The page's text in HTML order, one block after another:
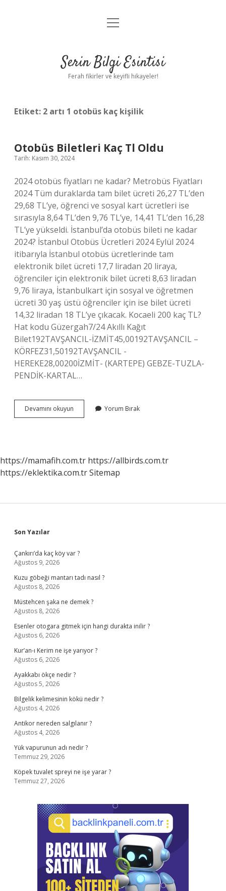
Anasayfa
Yasal Uyarı
menüyü
Serin Bilgi Esintisi
Ferah fikirler ve keyifli hikayeler!
Etiket: 2 artı 1 otobüs kaç kişilik
Otobüs Biletleri Kaç Tl Oldu
Tarih: Kasım 30, 2024
2024 otobüs fiyatları ne kadar? Metrobüs Fiyatları
2024 Tüm duraklarda tam bilet ücreti 26,27 TL’den
29,68 TL’ye, öğrenci ve sosyal kart ücretleri ise
sırasıyla 8,64 TL’den 9,76 TL’ye, 14,41 TL’den 16,28
TL’ye yükseldi. İstanbul’da otobüs bileti ne kadar
2024? İstanbul Otobüs Ücretleri 2024 Eylül 2024
itibarıyla İstanbul otobüs ücretlerinde tam
elektronik bilet ücreti 17,7 liradan 20 liraya,
öğrenciler için elektronik bilet ücreti 8,63 liradan
9,76 liraya, İstanbulkart için sosyal ve öğretmen
ücreti 30 yaş üstü öğrenciler için ise bilet ücreti
14,32 liradan 18 TL’ye çıkacak. Kocaeli 200 kaç TL?
Hat kodu Güzergah7/24 Akıllı Kağıt
Bilet192TAVŞANCIL-İZMİT45,00192TAVŞANCIL –
KÖRFEZ31,50192TAVŞANCIL -
HEREKE28,00200İZMİT- (KARTEPE) GEBZE-TUZLA-
PENDİK-KARTAL…
Devamını okuyun
Biletleri
Yorum Bırak
https://mamafih.com.tr https://allbirds.com.tr
https://eklektika.com.trSitemap
Sidebar
Son Yazılar
Çankırı’da kaç köy var ?
Ağustos 9, 2026
Kuzu göbeği mantarı tadı nasıl ?
Ağustos 8, 2026
Müstehcen şaka ne demek ?
Ağustos 8, 2026
Esenler otogara gitmek için hangi durakta inilir ?
Ağustos 6, 2026
Kur’an-ı Kerim ne işe yarıyor ?
Ağustos 6, 2026
Ayakkabı ökçe nedir ?
Ağustos 5, 2026
Bilgelik kelimesinin kökü nedir ?
Ağustos 4, 2026
Antikor nereden salgılanır ?
Ağustos 4, 2026
Yük vapurunun adı nedir ?
Temmuz 29, 2026
Köpek tuvalet spreyi ne işe yarar ?
Temmuz 27, 2026